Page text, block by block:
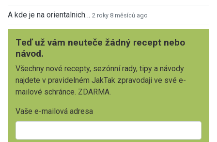
A kde je na orientalnich… 2 roky 8 měsíců ago
Teď už vám neuteče žádný recept nebo
návod.
Všechny nové recepty, sezónní rady, tipy a návody
najdete v pravidelném JakTak zpravodaji ve své e-
mailové schránce. ZDARMA.
Vaše e-mailová adresa